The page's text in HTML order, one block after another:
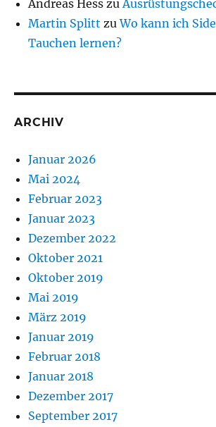
Andreas Hess zu
Martin Splitt zuWo kann ich
Tauchen lernen?
ARCHIV
Januar 2026
Mai 2024
Februar 2023
Januar 2023
Dezember 2022
Oktober 2021
Oktober 2019
Mai 2019
März 2019
Januar 2019
Februar 2018
Januar 2018
Dezember 2017
September 2017